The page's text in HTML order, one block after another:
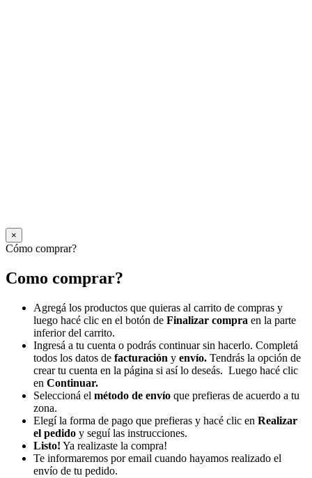
×
Cómo comprar?
Como comprar?
Agregá los productos que quieras al carrito de compras y
luego hacé clic en el botón de Finalizar compra en la parte
inferior del carrito.
Ingresá a tu cuenta o podrás continuar sin hacerlo. Completá
todos los datos de facturación y envío. Tendrás la opción de
crear tu cuenta en la página si así lo deseás. Luego hacé clic
en Continuar.
Seleccioná el método de envío que prefieras de acuerdo a tu
zona.
Elegí la forma de pago que prefieras y hacé clic en Realizar
el pedido y seguí las instrucciones.
Listo! Ya realizaste la compra!
Te informaremos por email cuando hayamos realizado el
envío de tu pedido.